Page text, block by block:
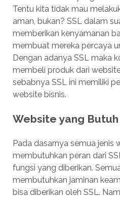
Tentu kita tidak mau
aman, bukan? SSL dalam
memberikan kenyamanan
membuat mereka percaya
Dengan adanya SSL maka
membeli produk dari
sebabnya SSL ini memiliki
website bisnis.
Website yang Butuh
Pada dasarnya semua jenis
membutuhkan peran dari
fungsi yang diberikan.
membutuhkan jaminan
bisa diberikan oleh SSL.